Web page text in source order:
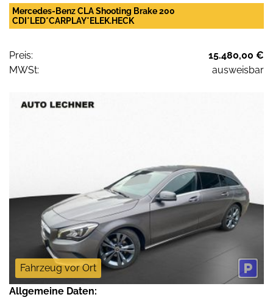
Mercedes-Benz CLA Shooting Brake 200
CDI*LED*CARPLAY*ELEK.HECK
Preis:
15.480,00 €
MWSt:
ausweisbar
Fahrzeug vor Ort
Allgemeine Daten: